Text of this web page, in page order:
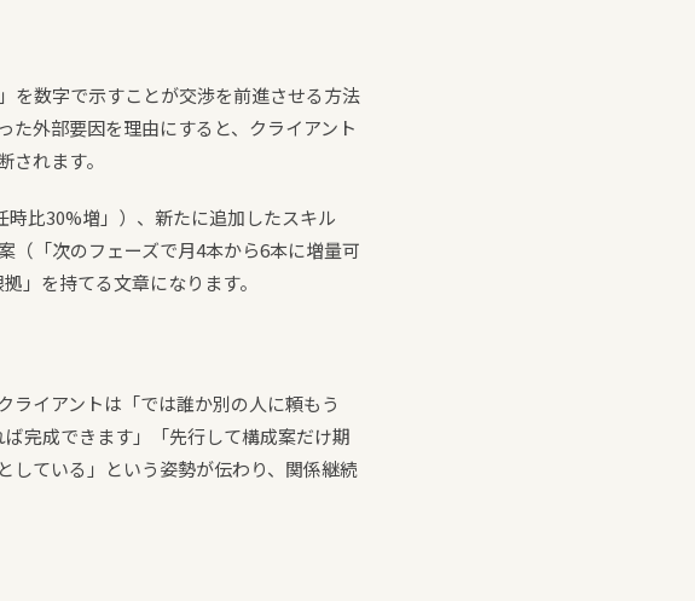
を数字で示すことが交渉を前進させる方法
外部要因を理由にすると、クライアント
れます。
比30%増」）、新たに追加したスキル
（「次のフェーズで月4本から6本に増量可
」を持てる文章になります。
イアントは「では誰か別の人に頼もう
完成できます」「先行して構成案だけ期
している」という姿勢が伝わり、関係継続